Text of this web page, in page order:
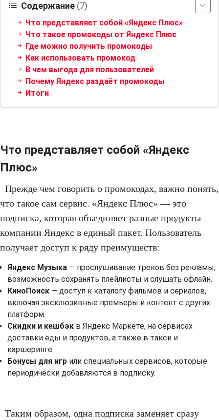
Содержание (7)
Что представляет собой «Яндекс Плюс»
Что такое промокоды от Яндекс Плюс
Где можно получить промокоды
Как использовать промокод
В чем выгода для пользователей
Почему Яндекс раздаёт промокоды
Итоги
Что представляет собой «Яндекс
Плюс»
Прежде чем говорить о промокодах, важно понять,
что такое сам сервис. «Яндекс Плюс» — это
подписка, которая объединяет разные продукты
компании Яндекс в единый пакет. Пользователь
получает доступ к ряду преимуществ:
Яндекс Музыка — прослушивание треков без рекламы,
возможность сохранять плейлисты и слушать офлайн.
КиноПоиск — доступ к каталогу фильмов и сериалов,
включая эксклюзивные премьеры и контент с других
платформ.
Скидки и кешбэк в Яндекс Маркете, на сервисах
доставки еды и продуктов, а также в такси и
каршеринге.
Бонусы для игр или специальных сервисов, которые
периодически добавляются в подписку.
Таким образом, одна подписка заменяет сразу